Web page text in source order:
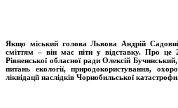
Якщо міський голова Львова Андрій
сміттям – він має піти у відставку. Про це
Рівненської обласної ради Олексій Бучинський,
питань екології, природокористування,
ліквідації наслідків Чорнобильської